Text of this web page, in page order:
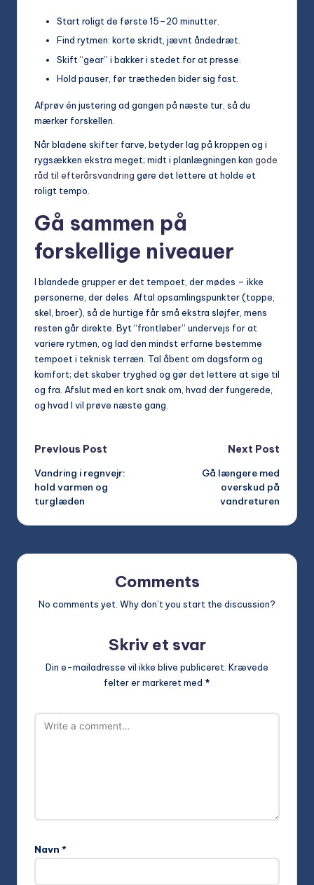
Start roligt de første 15–20 minutter.
Find rytmen: korte skridt, jævnt åndedræt.
Skift “gear” i bakker i stedet for at presse.
Hold pauser, før trætheden bider sig fast.
Afprøv én justering ad gangen på næste tur, så du
mærker forskellen.
Når bladene skifter farve, betyder lag på kroppen og i
rygsækken ekstra meget; midt i planlægningen kan gode
råd til efterårsvandring gøre det lettere at holde et
roligt tempo.
Gå sammen på
forskellige niveauer
I blandede grupper er det tempoet, der mødes – ikke
personerne, der deles. Aftal opsamlingspunkter (toppe,
skel, broer), så de hurtige får små ekstra sløjfer, mens
resten går direkte. Byt “frontløber” undervejs for at
variere rytmen, og lad den mindst erfarne bestemme
tempoet i teknisk terræn. Tal åbent om dagsform og
komfort; det skaber tryghed og gør det lettere at sige til
og fra. Afslut med en kort snak om, hvad der fungerede,
og hvad I vil prøve næste gang.
Post
navigation
Previous Post
Vandring i regnvejr:
hold varmen og
turglæden
Next Post
Gå længere med
overskud på
vandreturen
Comments
No comments yet. Why don’t you start the discussion?
Skriv et svar
Din e-mailadresse vil ikke blive publiceret. Krævede
felter er markeret med *
Navn *